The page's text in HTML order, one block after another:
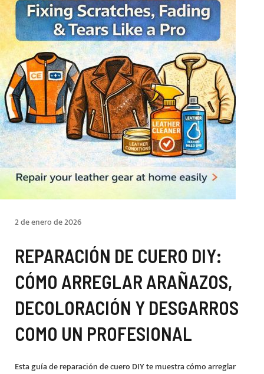
2 de enero de 2026
REPARACIÓN DE CUERO DIY:
CÓMO ARREGLAR ARAÑAZOS,
DECOLORACIÓN Y DESGARROS
COMO UN PROFESIONAL
Esta guía de reparación de cuero DIY te muestra cómo arreglar